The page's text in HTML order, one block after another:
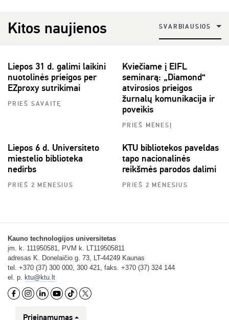
Kitos naujienos SVARBIAUSIOS
Liepos 31 d. galimi laikini
nuotolinės prieigos per
EZproxy sutrikimai
PRIEŠ SAVAITĘ
Kviečiame į EIFL
seminarą: „Diamond“
atvirosios prieigos
žurnalų komunikacija ir
poveikis
PRIEŠ MĖNESĮ
Liepos 6 d. Universiteto
miestelio biblioteka
nedirbs
PRIEŠ 2 MĖNESIUS
KTU bibliotekos paveldas
tapo nacionalinės
reikšmės parodos dalimi
PRIEŠ 2 MĖNESIUS
Kauno technologijos universitetas
įm. k. 111950581, PVM k. LT119505811
adresas K. Donelaičio g. 73, LT-44249 Kaunas
tel. +370 (37) 300 000, 300 421, faks. +370 (37) 324 144
el. p. ktu@ktu.lt
Prieinamumas